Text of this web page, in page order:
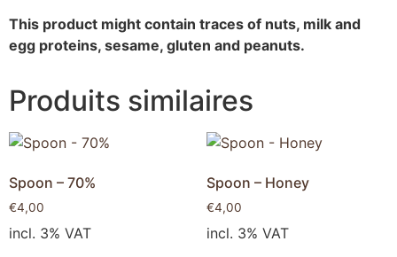
This product might contain traces of nuts, milk and
egg proteins, sesame, gluten and peanuts.
Produits similaires
Spoon – 70%
€4,00
incl. 3% VAT
Spoon – Honey
€4,00
incl. 3% VAT